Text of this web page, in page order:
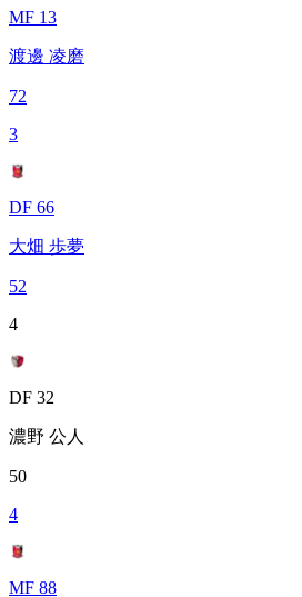
MF 13
渡邊 凌磨
72
3
DF 66
大畑 歩夢
52
4
DF 32
濃野 公人
50
4
MF 88